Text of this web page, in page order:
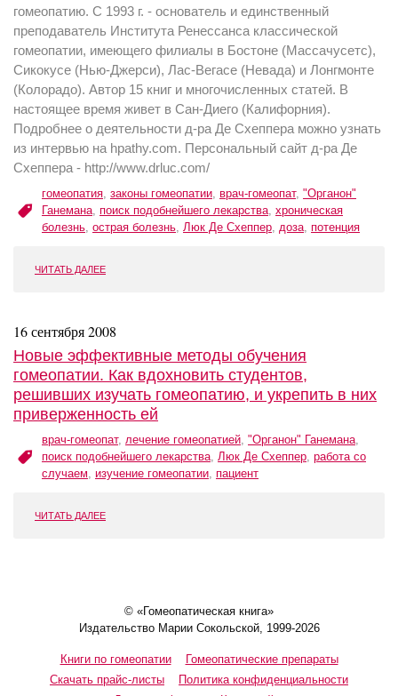
гомеопатию. С 1993 г. - основатель и единственный
преподаватель Института Ренессанса классической
гомеопатии, имеющего филиалы в Бостоне (Массачусетс),
Сикокусе (Нью-Джерси), Лас-Вегасе (Невада) и Лонгмонте
(Колорадо). Автор 15 книг и многочисленных статей. В
настоящее время живет в Сан-Диего (Калифорния).
Подробнее о деятельности д-ра Де Схеппера можно узнать
из интервью на hpathy.com. Персональный сайт д-ра Де
Схеппера - http://www.drluc.com/
гомеопатия, законы гомеопатии, врач-гомеопат, "Органон"
Ганемана, поиск подобнейшего лекарства, хроническая
болезнь, острая болезнь, Люк Де Схеппер, доза, потенция
ЧИТАТЬ ДАЛЕЕ
16 сентября 2008
Новые эффективные методы обучения
гомеопатии. Как вдохновить студентов,
решивших изучать гомеопатию, и укрепить в них
приверженность ей
врач-гомеопат, лечение гомеопатией, "Органон" Ганемана,
поиск подобнейшего лекарства, Люк Де Схеппер, работа со
случаем, изучение гомеопатии, пациент
ЧИТАТЬ ДАЛЕЕ
© «Гомеопатическая книга»
Издательство Марии Сокольской, 1999-2026
Книги по гомеопатии
Гомеопатические препараты
Скачать прайс-листы
Политика конфиденциальности